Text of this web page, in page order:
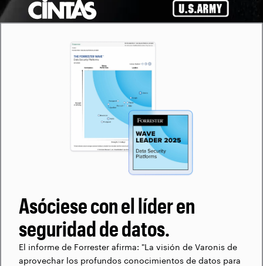
Asóciese con el líder en
seguridad de datos.
El informe de Forrester afirma: "La visión de Varonis de
aprovechar los profundos conocimientos de datos para